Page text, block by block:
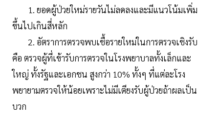
1. ยอดผู้ป่วยใหม่รายวันไม่ลดลงและมีแนวโน้มเพิ่ม
ขึ้นไปเกินสี่หลัก
2. อัตราการตรวจพบเชื้อรายใหม่ในการตรวจเชิงรับ
คือ ตรวจผู้ที่เข้ารับการตรวจในโรงพยาบาลทั้งเล็กและ
ใหญ่ ทั้งรัฐและเอกชน สูงกว่า 10% ทั้งๆ ที่แต่ละโรง
พยายามตรวจให้น้อยเพราะไม่มีเตียงรับผู้ป่วยถ้าผลเป็น
บวก